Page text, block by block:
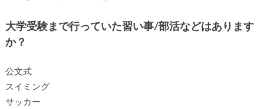
大学受験まで行っていた習い事/部活などはあります
か？
公文式
スイミング
サッカー